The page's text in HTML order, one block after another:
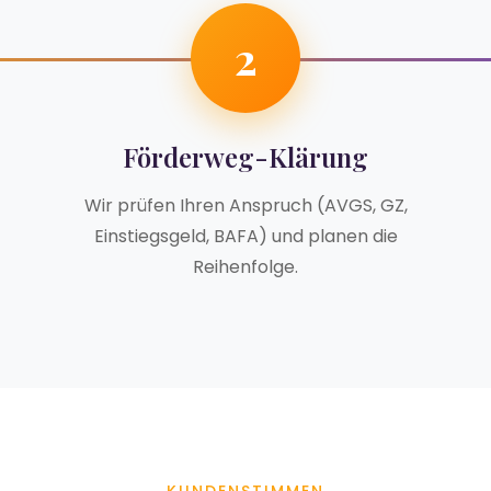
2
Förderweg-Klärung
Wir prüfen Ihren Anspruch (AVGS, GZ,
Einstiegsgeld, BAFA) und planen die
Reihenfolge.